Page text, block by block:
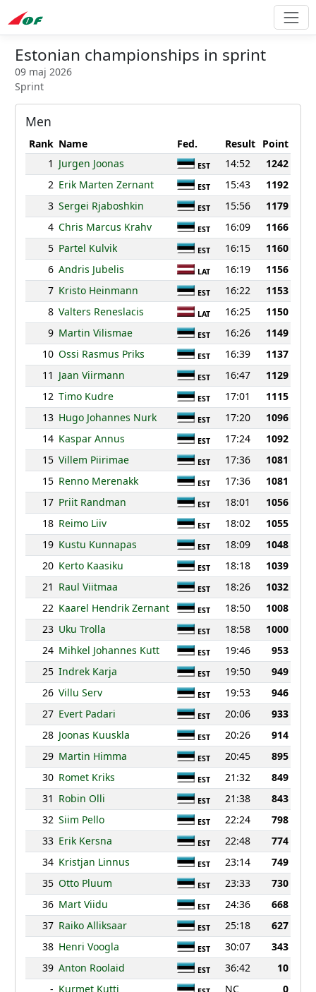
Estonian championships in sprint
09 maj 2026
Sprint
Men
Rank Name Fed. Result
Point
1 Jurgen Joonas EST 14:52
1242
2 Erik Marten Zernant EST 15:43
1192
3 Sergei Rjaboshkin EST 15:56
1179
4 Chris Marcus Krahv EST 16:09
1166
5 Partel Kulvik EST 16:15
1160
6 Andris Jubelis LAT 16:19
1156
7 Kristo Heinmann EST 16:22
1153
8 Valters Reneslacis LAT 16:25
1150
9 Martin Vilismae EST 16:26
1149
10 Ossi Rasmus Priks EST 16:39
1137
11 Jaan Viirmann EST 16:47
1129
12 Timo Kudre EST 17:01
1115
13 Hugo Johannes Nurk EST 17:20
1096
14 Kaspar Annus EST 17:24
1092
15 Villem Piirimae EST 17:36
1081
15 Renno Merenakk EST 17:36
1081
17 Priit Randman EST 18:01
1056
18 Reimo Liiv EST 18:02
1055
19 Kustu Kunnapas EST 18:09
1048
20 Kerto Kaasiku EST 18:18
1039
21 Raul Viitmaa EST 18:26
1032
22 Kaarel Hendrik Zernant EST 18:50
1008
23 Uku Trolla EST 18:58
1000
24 Mihkel Johannes Kutt EST 19:46
953
25 Indrek Karja EST 19:50
949
26 Villu Serv EST 19:53
946
27 Evert Padari EST 20:06
933
28 Joonas Kuuskla EST 20:26
914
29 Martin Himma EST 20:45
895
30 Romet Kriks EST 21:32
849
31 Robin Olli EST 21:38
843
32 Siim Pello EST 22:24
798
33 Erik Kersna EST 22:48
774
34 Kristjan Linnus EST 23:14
749
35 Otto Pluum EST 23:33
730
36 Mart Viidu EST 24:36
668
37 Raiko Alliksaar EST 25:18
627
38 Henri Voogla EST 30:07
343
39 Anton Roolaid EST 36:42
10
- Kurmet Kutti NC
0